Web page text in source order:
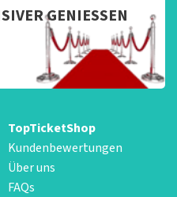
GENIESSEN
TopTicketShop
Kundenbewertungen
Über uns
FAQs